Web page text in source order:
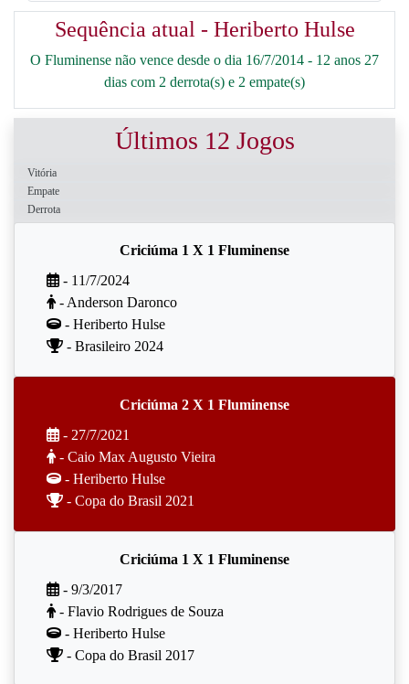
Sequência atual - Heriberto Hulse
O Fluminense não vence desde o dia 16/7/2014 - 12 anos 27
dias com 2 derrota(s) e 2 empate(s)
Últimos 12 Jogos
Vitória
Empate
Derrota
Criciúma 1 X 1 Fluminense
- 11/7/2024
- Anderson Daronco
- Heriberto Hulse
- Brasileiro 2024
Criciúma 2 X 1 Fluminense
- 27/7/2021
- Caio Max Augusto Vieira
- Heriberto Hulse
- Copa do Brasil 2021
Criciúma 1 X 1 Fluminense
- 9/3/2017
- Flavio Rodrigues de Souza
- Heriberto Hulse
- Copa do Brasil 2017